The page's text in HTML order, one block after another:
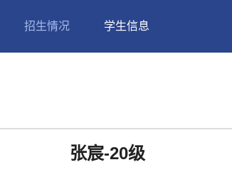
招生情况 学生信息
张宸-20级